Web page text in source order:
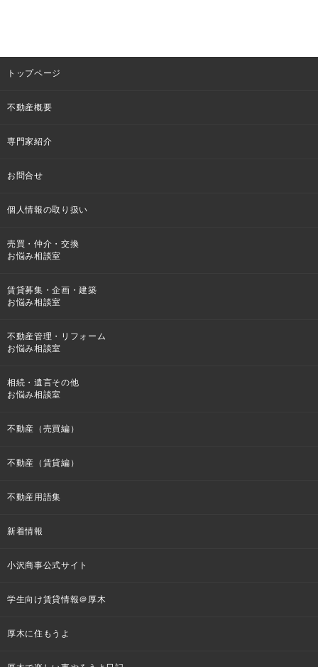
トップページ
不動産概要
専門家紹介
お問合せ
個人情報の取り扱い
売買・仲介・交換
お悩み相談室
賃貸募集・企画・建築
お悩み相談室
不動産管理・リフォーム
お悩み相談室
相続・遺言その他
お悩み相談室
不動産（売買編）
不動産（賃貸編）
不動産用語集
新着情報
小沢商事公式サイト
学生向け賃貸情報＠厚木
厚木に住もうよ